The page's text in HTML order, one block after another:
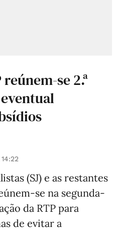
se 2.ª
(SJ) e as restantes
se na segunda-
da RTP para
de evitar a